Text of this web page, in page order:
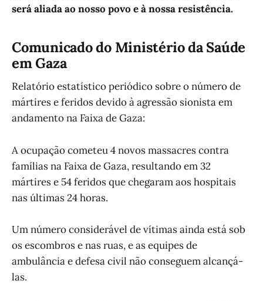
será aliada ao nosso povo e à nossa resistência.
Comunicado do Ministério da Saúde
em Gaza
Relatório estatístico periódico sobre o número de
mártires e feridos devido à agressão sionista em
andamento na Faixa de Gaza:
A ocupação cometeu 4 novos massacres contra
famílias na Faixa de Gaza, resultando em 32
mártires e 54 feridos que chegaram aos hospitais
nas últimas 24 horas.
Um número considerável de vítimas ainda está sob
os escombros e nas ruas, e as equipes de
ambulância e defesa civil não conseguem alcançá-
las.